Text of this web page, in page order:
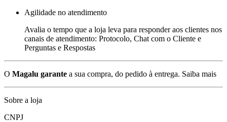
Agilidade no atendimento
Avalia o tempo que a loja leva para responder aos clientes nos
canais de atendimento: Protocolo, Chat com o Cliente e
Perguntas e Respostas
O Magalu garante a sua compra, do pedido à entrega. Saiba mais
Sobre a loja
CNPJ